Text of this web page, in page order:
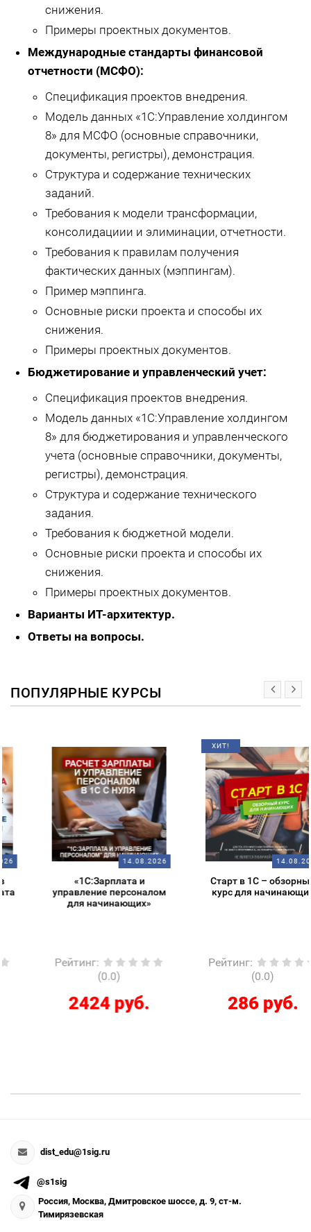
снижения.
Примеры проектных документов.
Международные стандарты финансовой
отчетности (МСФО):
Спецификация проектов внедрения.
Модель данных «1С:Управление холдингом
8» для МСФО (основные справочники,
документы, регистры), демонстрация.
Структура и содержание технических
заданий.
Требования к модели трансформации,
консолидациии и элиминации, отчетности.
Требования к правилам получения
фактических данных (мэппингам).
Пример мэппинга.
Основные риски проекта и способы их
снижения.
Примеры проектных документов.
Бюджетирование и управленческий учет:
Спецификация проектов внедрения.
Модель данных «1С:Управление холдингом
8» для бюджетирования и управленческого
учета (основные справочники, документы,
регистры), демонстрация.
Структура и содержание технического
задания.
Требования к бюджетной модели.
Основные риски проекта и способы их
снижения.
Примеры проектных документов.
Варианты ИТ-архитектур.
Ответы на вопросы.
ПОПУЛЯРНЫЕ КУРСЫ
14.08.2026
«1С:Зарплата и
управление персоналом
для начинающих»
Рейтинг:
2424 руб.
14.08.2026
Старт в 1С – обзорный
курс для начинающих
Рейтинг:
286 руб.
dist_edu@1sig.ru
@s1sig
Россия, Москва, Дмитровское шоссе, д. 9, ст-м.
Тимирязевская